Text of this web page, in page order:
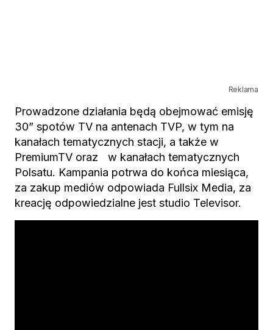
Reklama
Prowadzone działania będą obejmować emisję
30” spotów TV na antenach TVP, w tym na
kanałach tematycznych stacji, a także w
PremiumTV oraz w kanałach tematycznych
Polsatu. Kampania potrwa do końca miesiąca,
za zakup mediów odpowiada Fullsix Media, za
kreację odpowiedzialne jest studio Televisor.